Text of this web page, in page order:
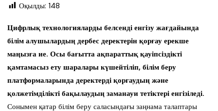
Оқылды: 148
Цифрлық технологияларды белсенді енгізу жағдайында
білім алушылардың дербес деректерін қорғау ерекше
маңызға ие. Осы бағытта ақпараттық қауіпсіздікті
қамтамасыз ету шаралары күшейтіліп, білім беру
платформаларында деректерді қорғаудың және
қолжетімділікті бақылаудың заманауи тетіктері енгізіледі.
Сонымен қатар білім беру саласындағы заңнама талаптары